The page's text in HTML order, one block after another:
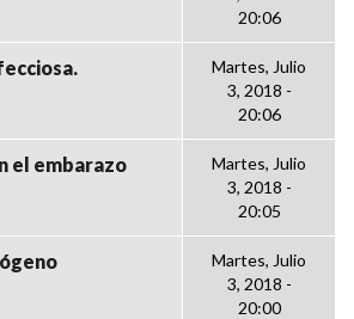
20:06
Martes, Julio
3, 2018 -
20:06
el embarazo
Martes, Julio
3, 2018 -
20:05
Martes, Julio
3, 2018 -
20:00